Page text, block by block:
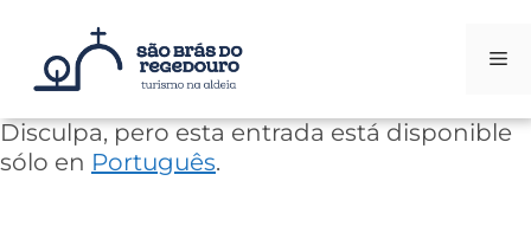
Saltar
al
Disculpa, pero esta entrada está disponible
sólo en Português.